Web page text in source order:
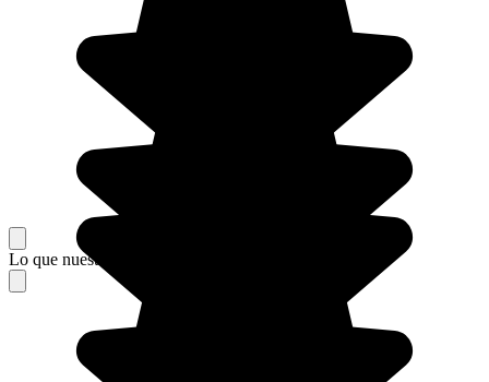
Lo que nuestros viajeros piensan de su estancia